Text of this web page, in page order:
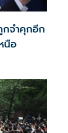
กจำคุกอีก
นือ